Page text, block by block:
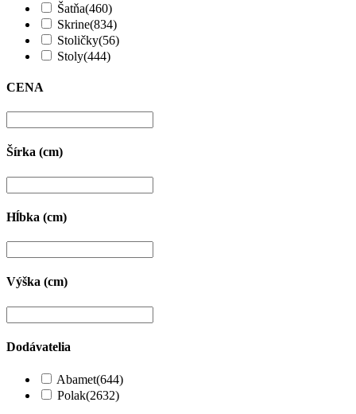
Šatňa(460)
Skrine(834)
Stoličky(56)
Stoly(444)
CENA
Šírka (cm)
Hĺbka (cm)
Výška (cm)
Dodávatelia
Abamet(644)
Polak(2632)